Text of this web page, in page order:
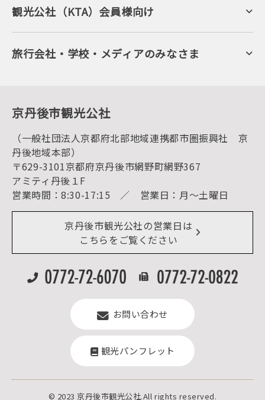
キャンプ・グランピング
自然景観
旬の食
フルーツ
美術館・資料館
観光
海水浴
キャンプ
お宿探し
宿泊・日帰り予約（空室検索）
予約照会・予約キャンセル
宿泊施設一覧（お宿比較ページ）
アクセス
お知らせ
イベント情報
デジタル観光パンフレット
リアルタイム道路情報
よくある質問
観光公社（KTA）会員様向け
KTA会員コミュニティ
会員向けサービス
KTAニュースレター
会員加入・会員情報（会員規程）
旅行会社・学校・メディアのみなさま
プレスリリース
京丹後市観光公社
（一般社団法人京都府北部地域連携都市圏振興社 京
丹後地域本部）
〒629-3101京都府京丹後市網野町網野367
アミティ丹後１F
営業時間：8:30-17:15 ／ 営業日：月～土曜日
京丹後市観光公社の営業日は
こちらをご覧ください
お問い合わせ
観光パンフレット
© 2023 京丹後市観光公社.All rights reserved.